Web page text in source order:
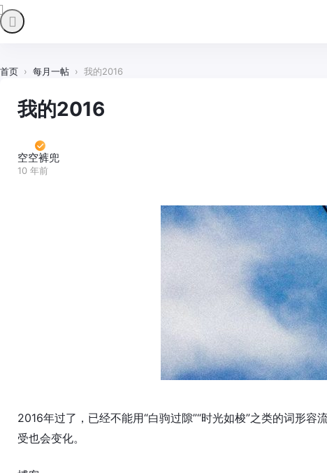
首页 › 每月一帖 › 我的2016
我的2016
空空裤兜
10 年前
2016年过了，已经不能用“白驹过隙”“时光如梭”之类的词形
受也会变化。